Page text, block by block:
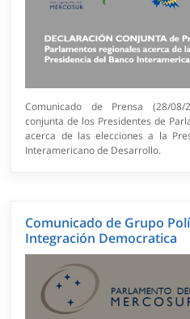
Comunicado de Prensa (28/08/
conjunta de los Presidentes de
acerca de las elecciones a la
Interamericano de Desarrollo.
Comunicado de Grupo
Integración Democratica